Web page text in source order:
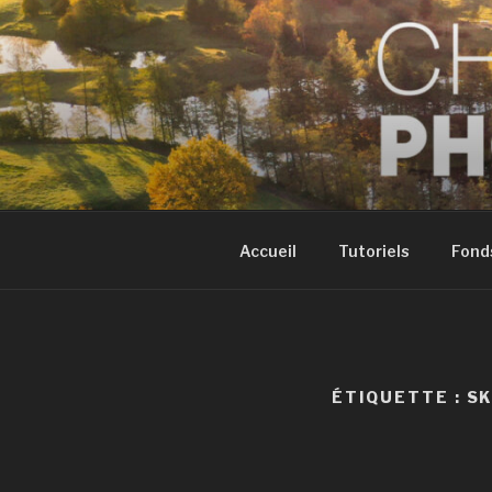
Aller
au
contenu
principal
Conseils et tutoriels pour
Accueil Tutoriels
ÉTIQUETTE :